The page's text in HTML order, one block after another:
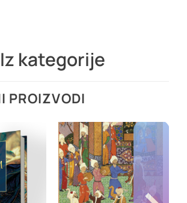
Iz kategorije
PROIZVODI